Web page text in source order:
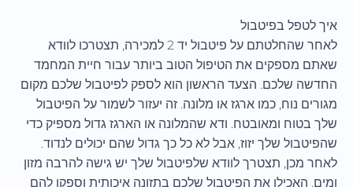
איך לטפל בפיטבול
לאחר שהחלטתם על פיטבול יד 2 למכירה, תצטרכו לוודא
שאתם מספקים את הטיפול הטוב ביותר עבור חיית המחמד
החדשה שלכם. הצעד הראשון הוא לספק לפיטבול שלכם מקום
מגורים נוח, כמו ארגז או מלונה. זה יעזור לשמור על הפיטבול
שלך בטוח ומאובטח. ודא שהמלונה או הארגז גדול מספיק כדי
שהפיטבול שלך יזוז, אבל לא כל כך גדול שהם יכולים לנדוד.
לאחר מכן, תצטרך לוודא שלפיטבול שלך יש גישה להרבה מזון
ומים. האכילו את הפיטבול שלכם בתזונה איכותית וספקו להם